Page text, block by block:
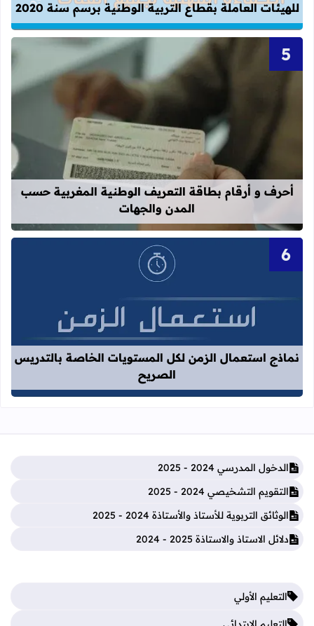
للهيئات العاملة بقطاع التربية الوطنية برسم سنة 2020
قراءة المزيد عن أحرف و أرقام
أحرف و أرقام بطاقة التعريف الوطنية المغربية حسب
المدن والجهات
قراءة المزيد عن نماذج استعمال
نماذج استعمال الزمن لكل المستويات الخاصة بالتدريس
الصريح
الدخول المدرسي 2024 - 2025
التقويم التشخيصي 2024 - 2025
الوثائق التربوية للأستاذ والأستاذة 2024 - 2025
دلائل الاستاذ والاستاذة 2025 - 2024
التعليم الأولي